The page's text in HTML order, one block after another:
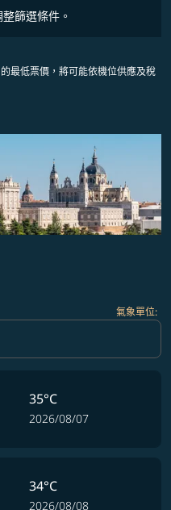
篩選條件。
最低票價，將可能依機位供應及稅
氣象單位:
35°C
2026/08/07
34°C
2026/08/08